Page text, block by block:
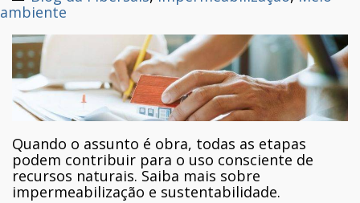
ambiente
Quando o assunto é obra, todas as etapas
podem contribuir para o uso consciente de
recursos naturais. Saiba mais sobre
impermeabilização e sustentabilidade.